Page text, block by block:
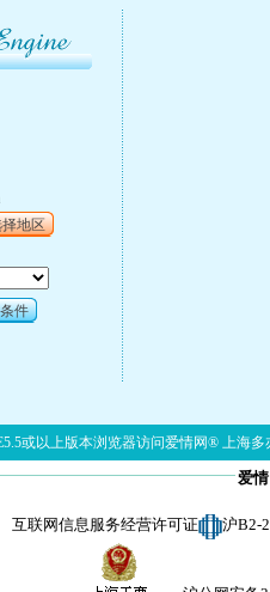
地区
件
或以上版本浏览器访问爱情网® 上海多
爱
互联网信息服务经营许可证 沪B2-